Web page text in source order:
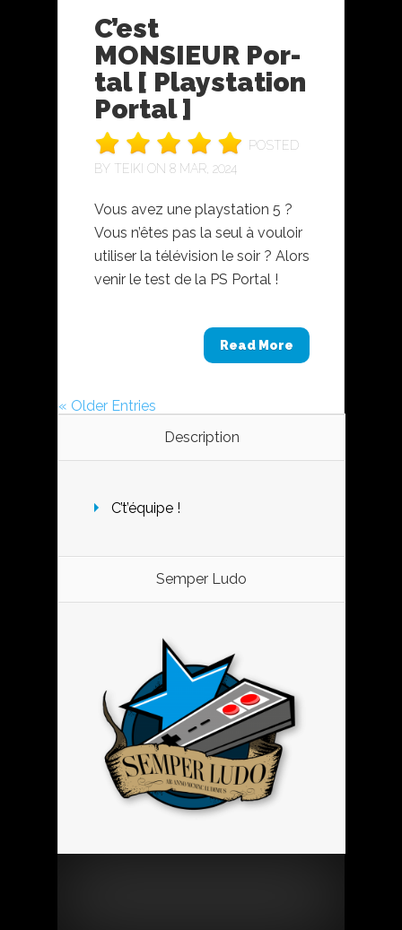
C’est
MONSIEUR Por-
tal [ Playstation
Portal ]
POSTED
BY TEIKI ON 8 MAR, 2024
Vous avez une playstation 5 ?
Vous n’êtes pas la seul à vouloir
utiliser la télévision le soir ? Alors
venir le test de la PS Portal !
Read More
« Older Entries
Description
C’t’équipe !
Semper Ludo